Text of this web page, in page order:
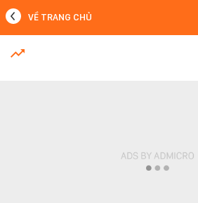
MỚI NHẤT
VỀ TRANG CHỦ